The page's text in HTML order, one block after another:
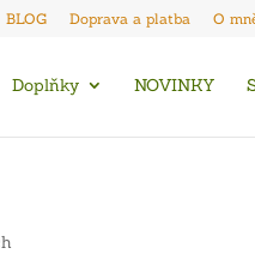
BLOG Doprava a platba O
Doplňky NOVINKY